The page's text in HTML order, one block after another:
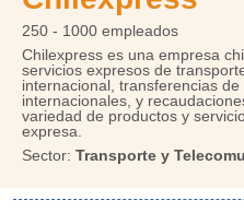
250 - 1000 empleados
Chilexpress es una empresa
servicios expresos de
internacional, transferencias
internacionales, y
variedad de productos y
expresa.
Sector: Transporte y